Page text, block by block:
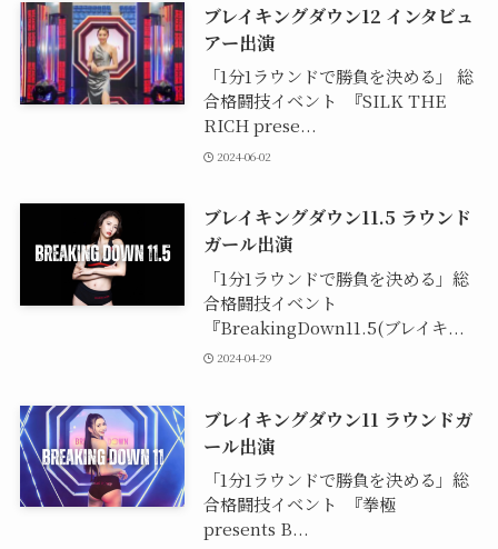
ブレイキングダウン12 インタビュ
アー出演
「1分1ラウンドで勝負を決める」 総
合格闘技イベント 『SILK THE
RICH prese...
2024-06-02
ブレイキングダウン11.5 ラウンド
ガール出演
「1分1ラウンドで勝負を決める」総
合格闘技イベント
『BreakingDown11.5(ブレイキ...
2024-04-29
ブレイキングダウン11 ラウンドガ
ール出演
「1分1ラウンドで勝負を決める」総
合格闘技イベント 『拳極
presents B...